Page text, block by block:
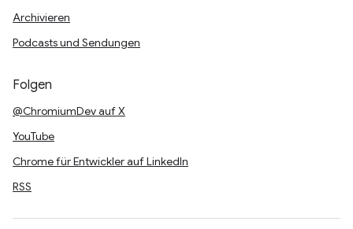
Archivieren
Podcasts und Sendungen
Folgen
@ChromiumDev auf X
YouTube
Chrome für Entwickler auf LinkedIn
RSS